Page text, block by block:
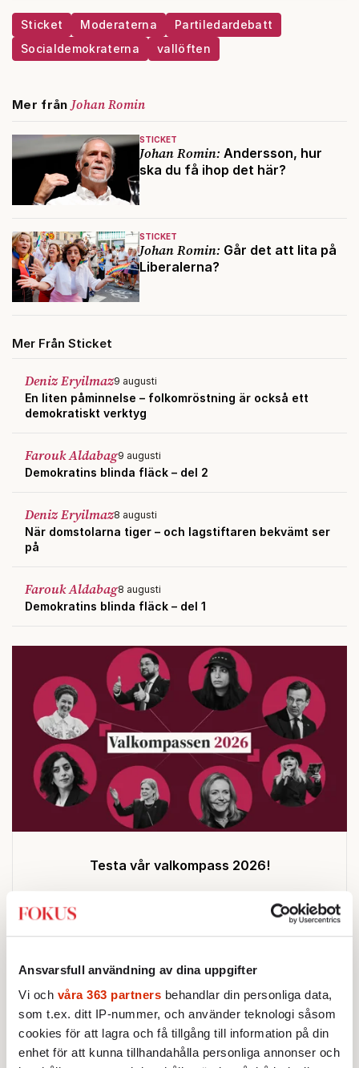
Ansvarsfull användning av dina uppgifter
Vi och våra 363 partners behandlar din personliga data,
som t.ex. ditt IP-nummer, och använder teknologi såsom
cookies för att lagra och få tillgång till information på din
enhet för att kunna tillhandahålla personliga annonser och
Sticket Moderaterna
Partiledardebatt
Socialdemokraterna
vallöften
Mer från Johan Romin
STICKET
Johan Romin: Andersson, hur
ska du få ihop det här?
STICKET
Johan Romin: Går det att lita på
Liberalerna?
Mer Från Sticket
Deniz Eryilmaz9 augusti
En liten påminnelse – folkomröstning är också ett
demokratiskt verktyg
Farouk Aldabag9 augusti
Demokratins blinda fläck – del 2
Deniz Eryilmaz8 augusti
När domstolarna tiger – och lagstiftaren bekvämt ser
på
Farouk Aldabag8 augusti
Demokratins blinda fläck – del 1
Testa vår valkompass 2026!
Testa här!
Sticket